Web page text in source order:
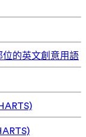
的英文創意用語